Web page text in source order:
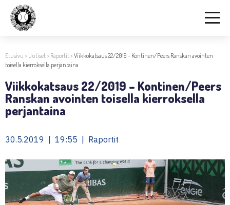
Etusivu > Uutiset> Raportit>Viikkokatsaus 22/2019 – Kontinen/Peers Ranskan avointen
toisella kierroksella perjantaina
Viikkokatsaus 22/2019 – Kontinen/Peers
Ranskan avointen toisella kierroksella
perjantaina
30.5.2019 | 19:55 | Raportit